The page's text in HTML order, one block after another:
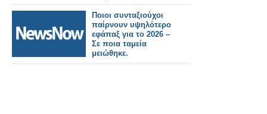
βαλίτσες και μια
μαύρη»
Ποιοι συνταξιούχοι
παίρνουν υψηλότερο
εφάπαξ για το 2026 –
Σε ποια ταμεία
μειώθηκε.